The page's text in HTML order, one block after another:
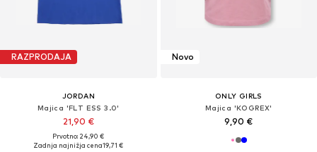
RAZPRODAJA
JORDAN
Majica 'FLT ESS 3.0'
21,90 €
Prvotno: 24,90 €
Zadnja najnižja cena19,71 €
Novo
ONLY GIRLS
Majica 'KOGREX'
9,90 €